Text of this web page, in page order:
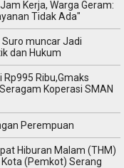
Kerja, Warga Geram:
Tidak Ada"
Suro muncar Jadi
dan Hukum
Ribu,Gmaks
Koperasi SMAN
Perempuan
Hiburan Malam (THM)
(Pemkot) Serang